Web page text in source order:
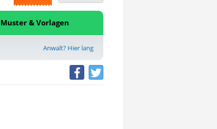
Muster & Vorlagen
Anwalt? Hier lang